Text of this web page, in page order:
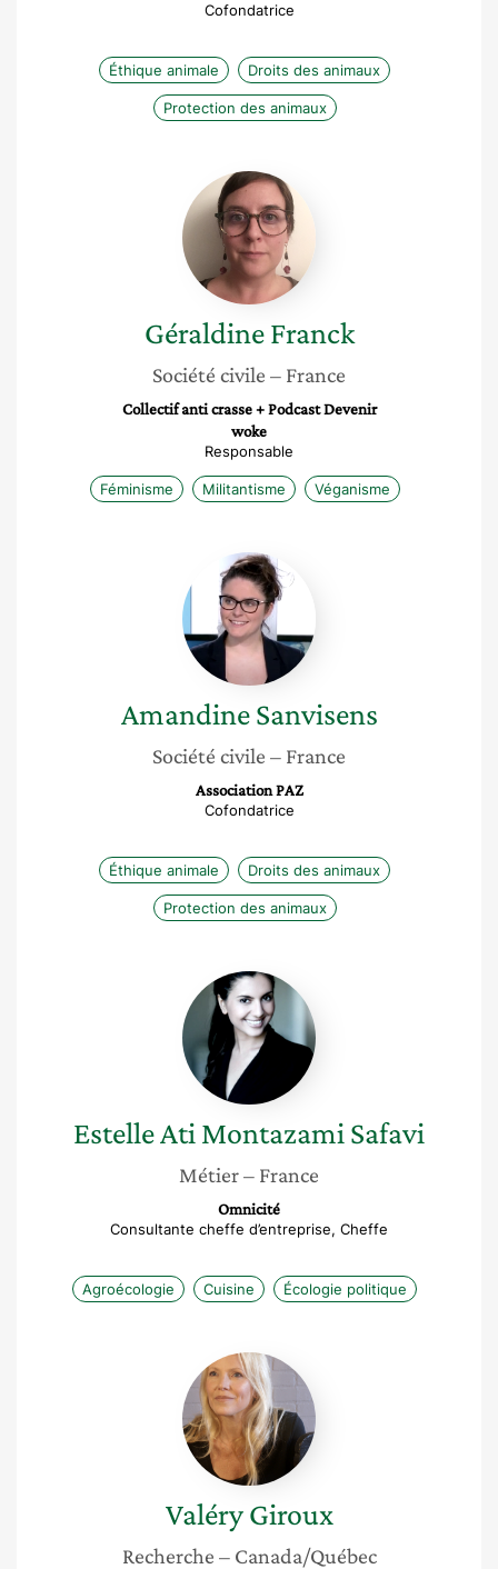
Cofondatrice
Éthique animale Droits des animaux
Protection des animaux
Géraldine
Franck
Géraldine Franck
Société civile – France
Collectif anti crasse + Podcast Devenir
woke
Responsable
Féminisme Militantisme Véganisme
Amandine
Sanvisens
Amandine Sanvisens
Société civile – France
Association PAZ
Cofondatrice
Éthique animale Droits des animaux
Protection des animaux
Estelle
Ati
Montazami
Safavi
Estelle Ati Montazami Safavi
Métier– France
Omnicité
Consultante cheffe d’entreprise, Cheffe
Agroécologie Cuisine Écologie politique
Valéry
Giroux
Valéry Giroux
Recherche – Canada/Québec